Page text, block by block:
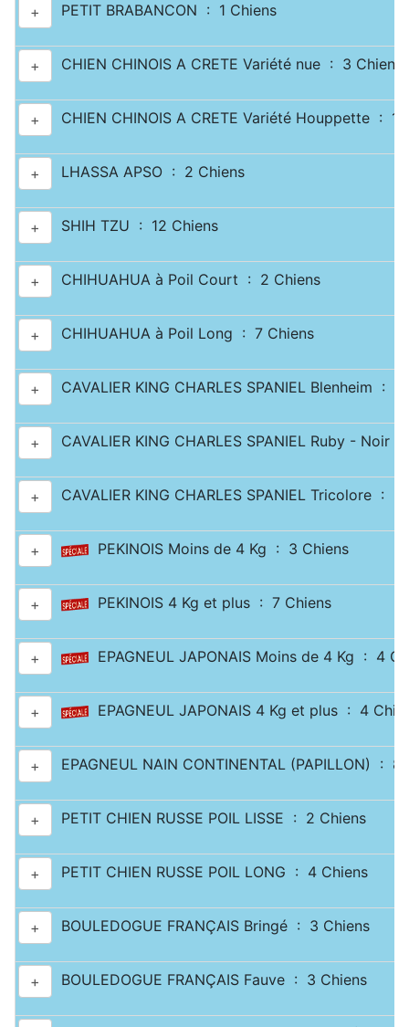
+ PETIT BRABANCON : 1 Chiens
+ CHIEN CHINOIS A CRETE Variété nue : 3 Chiens
+ CHIEN CHINOIS A CRETE Variété Houppette : 1
+ LHASSA APSO : 2 Chiens
+ SHIH TZU : 12 Chiens
+ CHIHUAHUA à Poil Court : 2 Chiens
+ CHIHUAHUA à Poil Long : 7 Chiens
+ CAVALIER KING CHARLES SPANIEL Blenheim : 2
+ CAVALIER KING CHARLES SPANIEL Ruby - Noir
+ CAVALIER KING CHARLES SPANIEL Tricolore : 2
+ PEKINOIS Moins de 4 Kg : 3 Chiens
+ PEKINOIS 4 Kg et plus : 7 Chiens
+ EPAGNEUL JAPONAIS Moins de 4 Kg : 4
+ EPAGNEUL JAPONAIS 4 Kg et plus : 4
+ EPAGNEUL NAIN CONTINENTAL (PAPILLON) : 8
+ PETIT CHIEN RUSSE POIL LISSE : 2 Chiens
+ PETIT CHIEN RUSSE POIL LONG : 4 Chiens
+ BOULEDOGUE FRANÇAIS Bringé : 3 Chiens
+ BOULEDOGUE FRANÇAIS Fauve : 3 Chiens